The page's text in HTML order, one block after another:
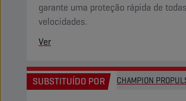
garante uma proteção rápida de
velocidades.
Ver
SUBSTITUÍDO POR CHAMPION